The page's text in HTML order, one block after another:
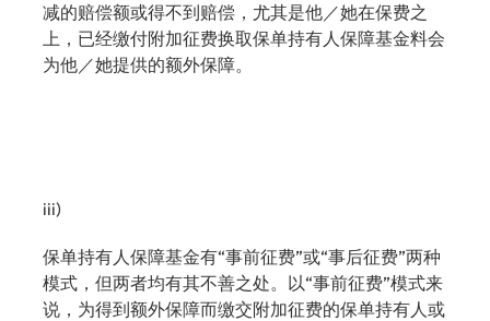
减的赔偿额或得不到赔偿，尤其是他／她在保费之
上，已经缴付附加征费换取保单持有人保障基金料会
为他／她提供的额外保障。
iii)
保单持有人保障基金有“事前征费”或“事后征费”两种
模式，但两者均有其不善之处。以“事前征费”模式来
说，为得到额外保障而缴交附加征费的保单持有人或